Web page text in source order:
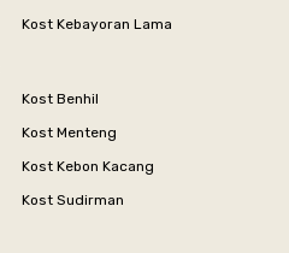
Kost Kebayoran Lama
Kost Benhil
Kost Menteng
Kost Kebon Kacang
Kost Sudirman